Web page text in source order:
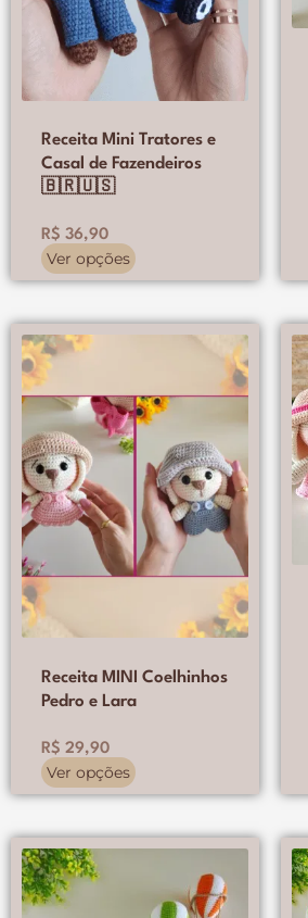
Receita Mini Tratores e
Casal de Fazendeiros
🇧🇷🇺🇸
R$ 36,90
Ver opções
na
página
produto
Receita MINI Coelhinhos
Pedro e Lara
R$ 29,90
Ver opções
Este
produto
tem
várias
variantes.
As
opções
podem
ser
escolhidas
na
página
do
Este
produto
tem